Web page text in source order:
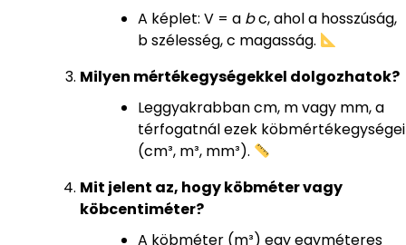
A képlet: V = a bc, ahol a hosszúság,
b szélesség, c magasság.
Milyen mértékegységekkel dolgozhatok?
Leggyakrabban cm, m vagy mm, a
térfogatnál ezek köbmértékegységei
(cm³, m³, mm³).
Mit jelent az, hogy köbméter vagy
köbcentiméter?
A köbméter (m³) egy egyméteres